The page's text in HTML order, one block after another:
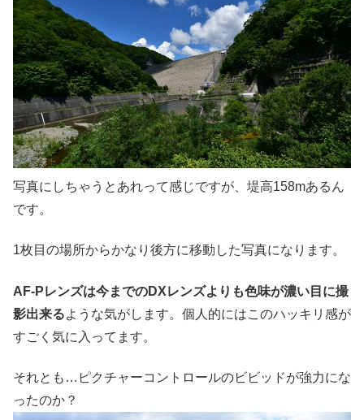
写真にしちゃうとあれって感じですが、堤高158mあるん
です。
1枚目の場所からかなり後方に移動した写真になります。
AF-Pレンズは今までのDXレンズよりも色味が濃い目に撮
影出来るような気がします。個人的にはこのハッキリ感が
すごく気に入ってます。
それとも…ピクチャーコントロールのビビッドが強力にな
ったのか？